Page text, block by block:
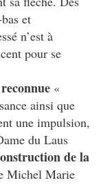
et
n’est à
pour se
«
ainsi que
une impulsion,
du Laus
de la
Michel Marie